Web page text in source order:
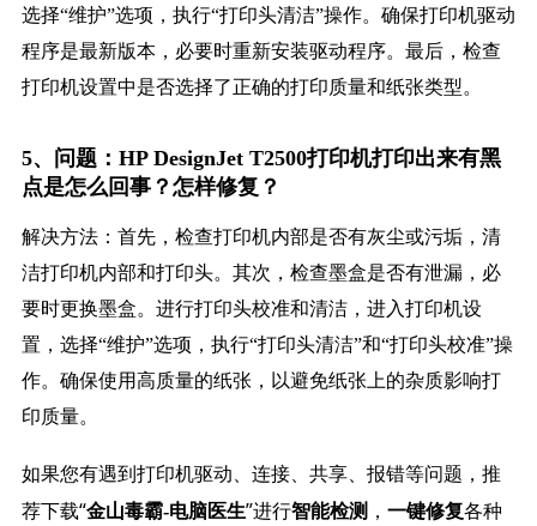
选择“维护”选项，执行“打印头清洁”操作。确保打印机驱动
程序是最新版本，必要时重新安装驱动程序。最后，检查
打印机设置中是否选择了正确的打印质量和纸张类型。
5、问题：HP DesignJet T2500打印机打印出来有黑
点是怎么回事？怎样修复？
解决方法：首先，检查打印机内部是否有灰尘或污垢，清
洁打印机内部和打印头。其次，检查墨盒是否有泄漏，必
要时更换墨盒。进行打印头校准和清洁，进入打印机设
置，选择“维护”选项，执行“打印头清洁”和“打印头校准”操
作。确保使用高质量的纸张，以避免纸张上的杂质影响打
印质量。
如果您有遇到打印机驱动、连接、共享、报错等问题，推
荐下载“金山毒霸-电脑医生”进行智能检测， 一键修复各种